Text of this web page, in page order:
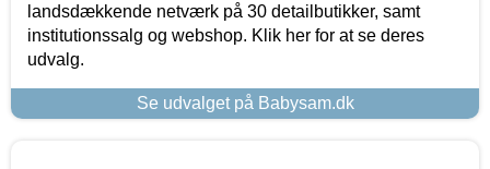
landsdækkende netværk på 30 detailbutikker, samt
institutionssalg og webshop. Klik her for at se deres
udvalg.
Se udvalget på Babysam.dk